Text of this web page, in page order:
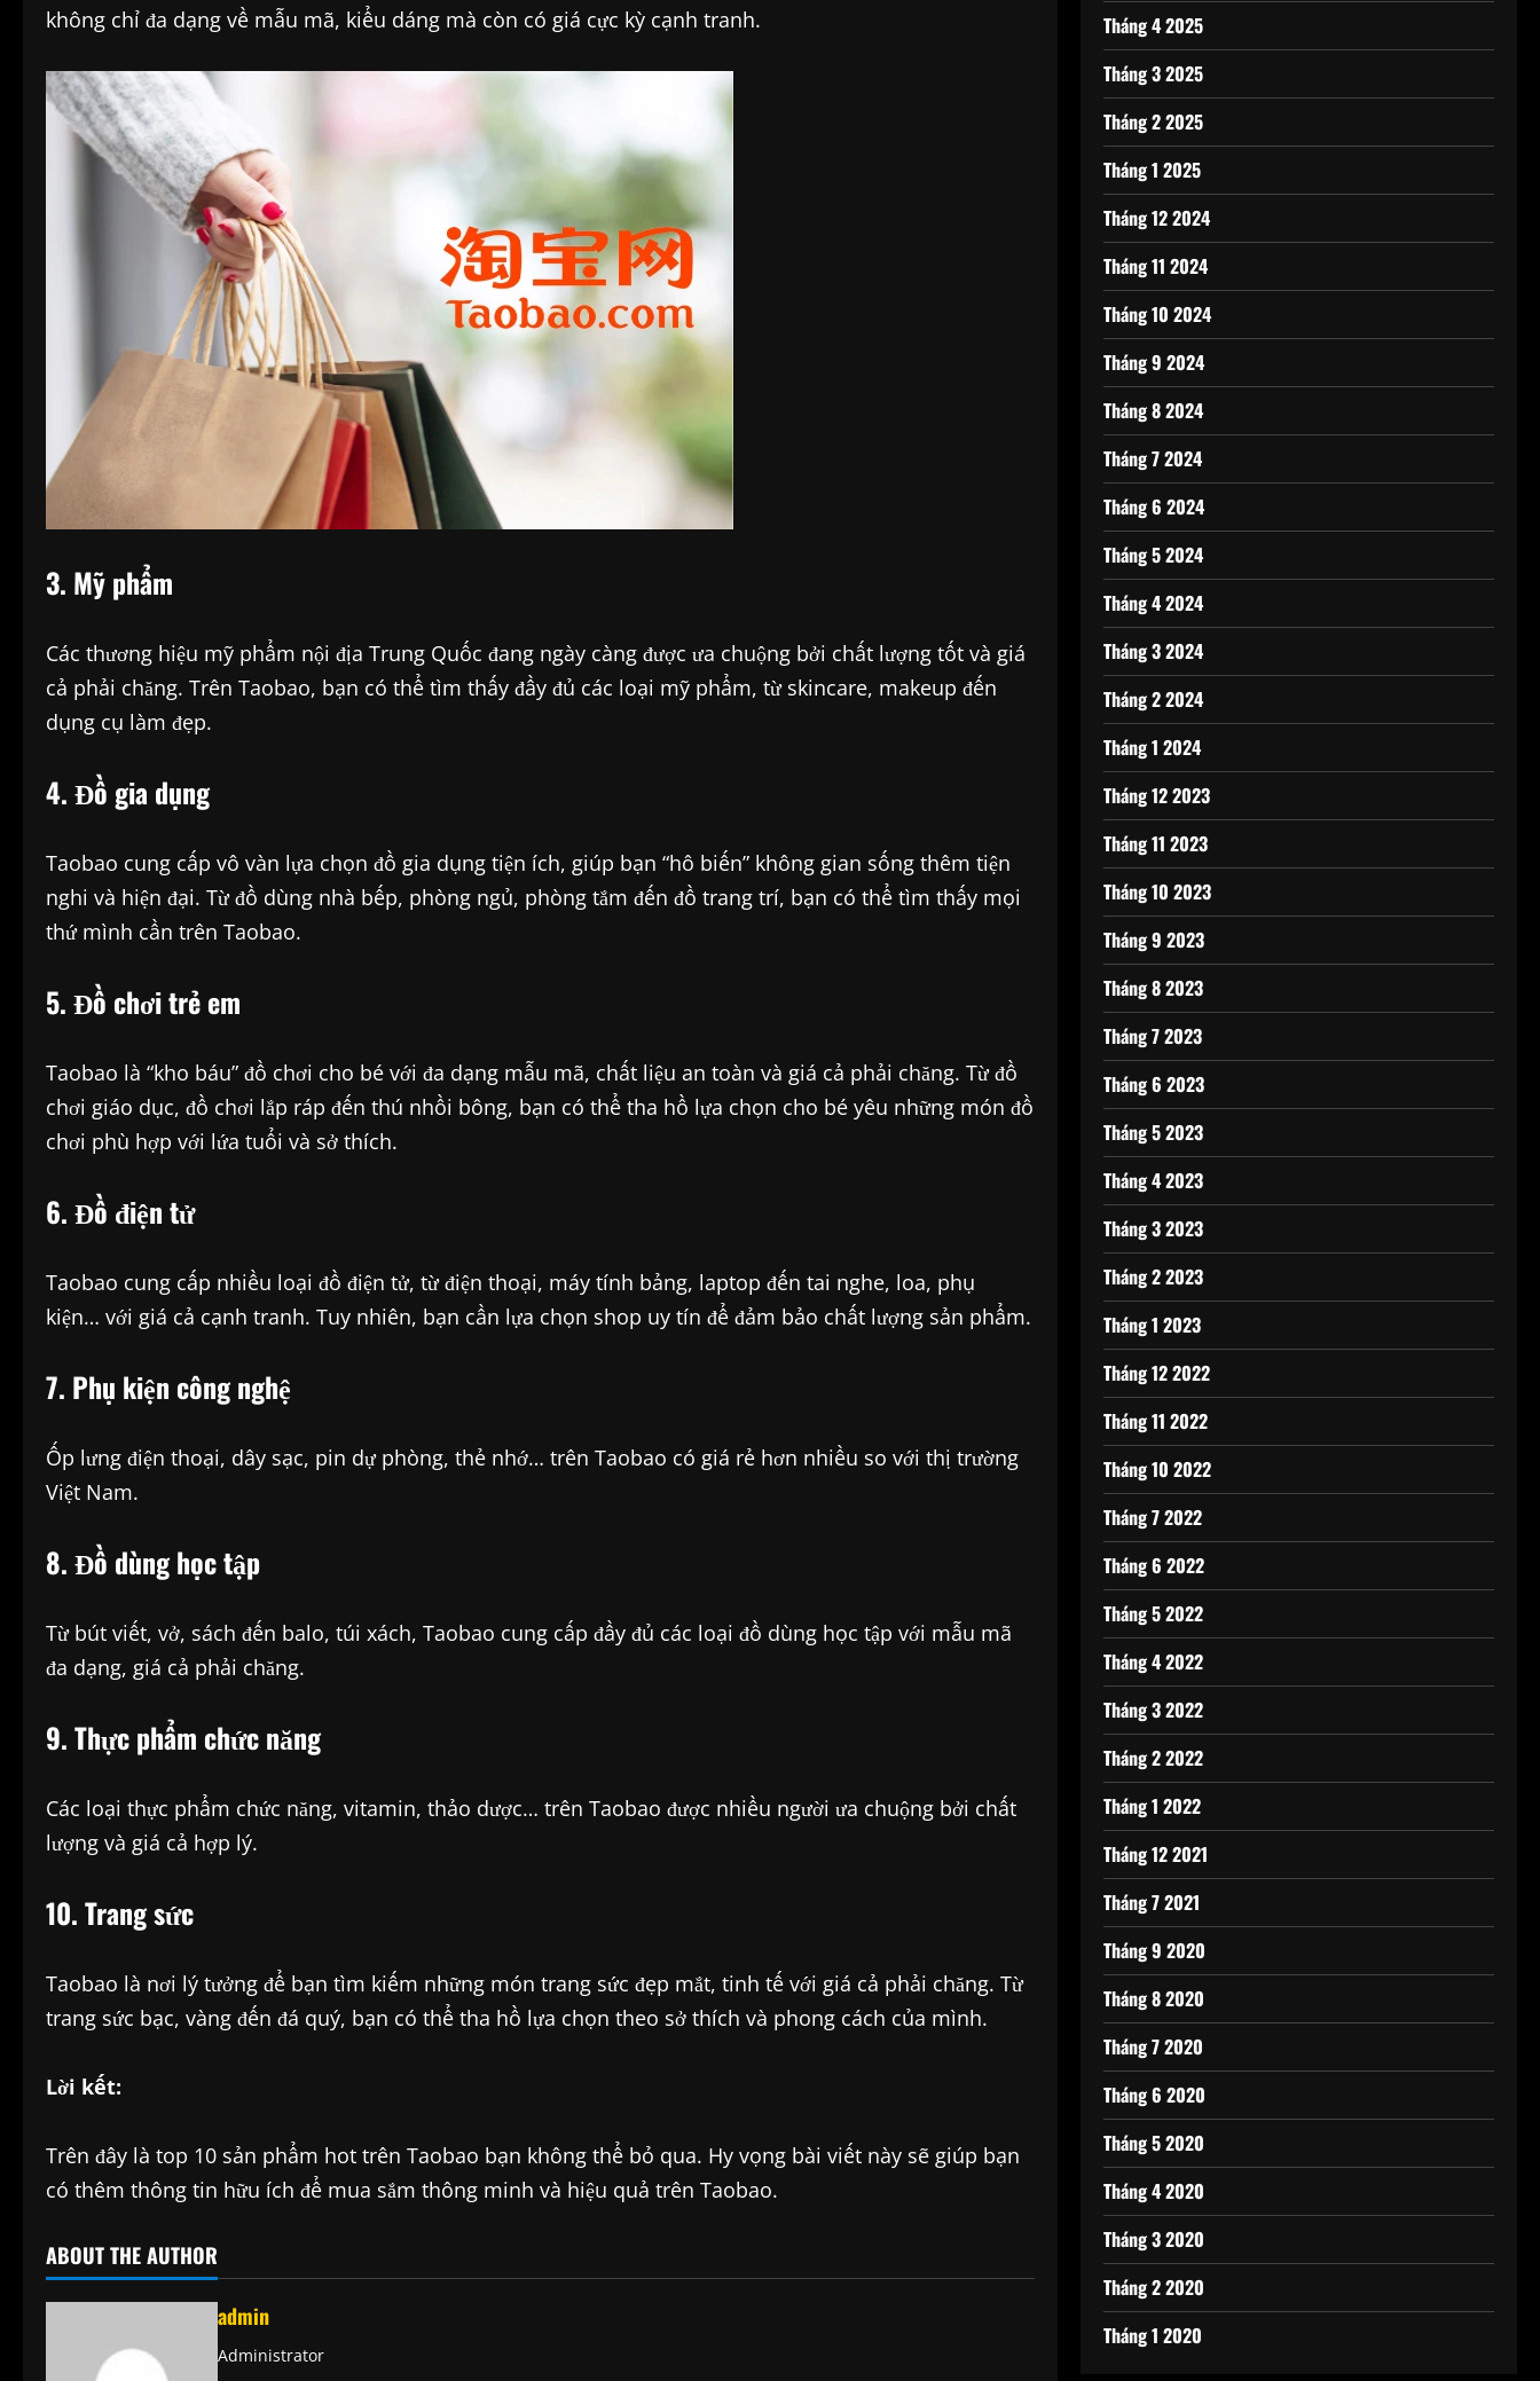
không chỉ đa dạng về mẫu mã, kiểu dáng mà còn có giá cực kỳ cạnh tranh.
3. Mỹ phẩm
Các thương hiệu mỹ phẩm nội địa Trung Quốc đang ngày càng được ưa chuộng bởi chất lượng tốt và giá
cả phải chăng. Trên Taobao, bạn có thể tìm thấy đầy đủ các loại mỹ phẩm, từ skincare, makeup đến
dụng cụ làm đẹp.
4. Đồ gia dụng
Taobao cung cấp vô vàn lựa chọn đồ gia dụng tiện ích, giúp bạn “hô biến” không gian sống thêm tiện
nghi và hiện đại. Từ đồ dùng nhà bếp, phòng ngủ, phòng tắm đến đồ trang trí, bạn có thể tìm thấy mọi
thứ mình cần trên Taobao.
5. Đồ chơi trẻ em
Taobao là “kho báu” đồ chơi cho bé với đa dạng mẫu mã, chất liệu an toàn và giá cả phải chăng. Từ đồ
chơi giáo dục, đồ chơi lắp ráp đến thú nhồi bông, bạn có thể tha hồ lựa chọn cho bé yêu những món đồ
chơi phù hợp với lứa tuổi và sở thích.
6. Đồ điện tử
Taobao cung cấp nhiều loại đồ điện tử, từ điện thoại, máy tính bảng, laptop đến tai nghe, loa, phụ
kiện… với giá cả cạnh tranh. Tuy nhiên, bạn cần lựa chọn shop uy tín để đảm bảo chất lượng sản phẩm.
7. Phụ kiện công nghệ
Ốp lưng điện thoại, dây sạc, pin dự phòng, thẻ nhớ… trên Taobao có giá rẻ hơn nhiều so với thị trường
Việt Nam.
8. Đồ dùng học tập
Từ bút viết, vở, sách đến balo, túi xách, Taobao cung cấp đầy đủ các loại đồ dùng học tập với mẫu mã
đa dạng, giá cả phải chăng.
9. Thực phẩm chức năng
Các loại thực phẩm chức năng, vitamin, thảo dược… trên Taobao được nhiều người ưa chuộng bởi chất
lượng và giá cả hợp lý.
10. Trang sức
Taobao là nơi lý tưởng để bạn tìm kiếm những món trang sức đẹp mắt, tinh tế với giá cả phải chăng. Từ
trang sức bạc, vàng đến đá quý, bạn có thể tha hồ lựa chọn theo sở thích và phong cách của mình.
Lời kết:
Trên đây là top 10 sản phẩm hot trên Taobao bạn không thể bỏ qua. Hy vọng bài viết này sẽ giúp bạn
có thêm thông tin hữu ích để mua sắm thông minh và hiệu quả trên Taobao.
ABOUT THE AUTHOR
admin
Administrator
Tháng 4 2025
Tháng 3 2025
Tháng 2 2025
Tháng 1 2025
Tháng 12 2024
Tháng 11 2024
Tháng 10 2024
Tháng 9 2024
Tháng 8 2024
Tháng 7 2024
Tháng 6 2024
Tháng 5 2024
Tháng 4 2024
Tháng 3 2024
Tháng 2 2024
Tháng 1 2024
Tháng 12 2023
Tháng 11 2023
Tháng 10 2023
Tháng 9 2023
Tháng 8 2023
Tháng 7 2023
Tháng 6 2023
Tháng 5 2023
Tháng 4 2023
Tháng 3 2023
Tháng 2 2023
Tháng 1 2023
Tháng 12 2022
Tháng 11 2022
Tháng 10 2022
Tháng 7 2022
Tháng 6 2022
Tháng 5 2022
Tháng 4 2022
Tháng 3 2022
Tháng 2 2022
Tháng 1 2022
Tháng 12 2021
Tháng 7 2021
Tháng 9 2020
Tháng 8 2020
Tháng 7 2020
Tháng 6 2020
Tháng 5 2020
Tháng 4 2020
Tháng 3 2020
Tháng 2 2020
Tháng 1 2020